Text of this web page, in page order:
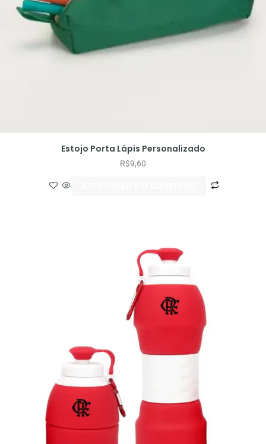
Estojo Porta Lápis Personalizado
R$9,60